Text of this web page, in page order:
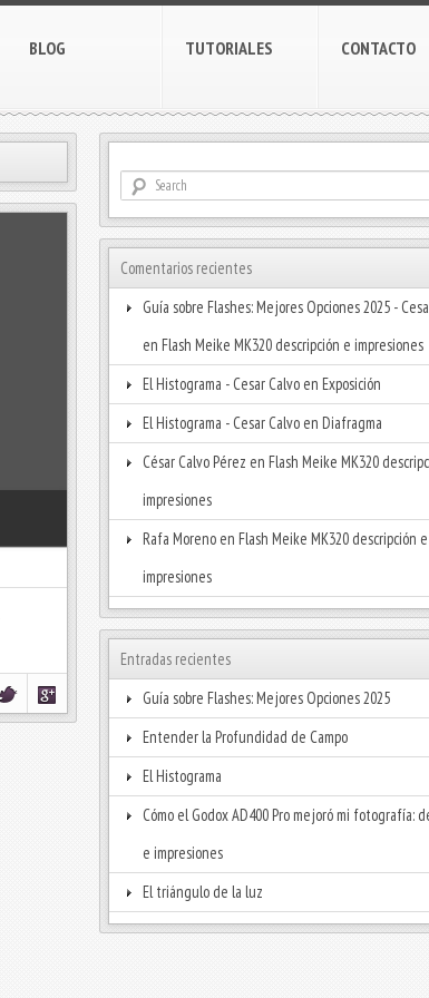
BLOG TUTORIALES CONTACTO
Comentarios recientes
Guía sobre Flashes: Mejores Opciones 2025 -
en Flash Meike MK320 descripción e impresiones
El Histograma - Cesar Calvo en Exposición
El Histograma - Cesar Calvo en Diafragma
César Calvo Pérez en Flash Meike MK320
impresiones
Rafa Moreno en Flash Meike MK320 descripción e
impresiones
Entradas recientes
Guía sobre Flashes: Mejores Opciones 2025
Entender la Profundidad de Campo
El Histograma
Cómo el Godox AD400 Pro mejoró mi fotografía:
e impresiones
El triángulo de la luz